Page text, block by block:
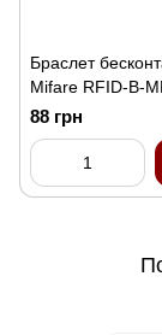
Браслет
Mifare RFID-B-
blue
88 грн